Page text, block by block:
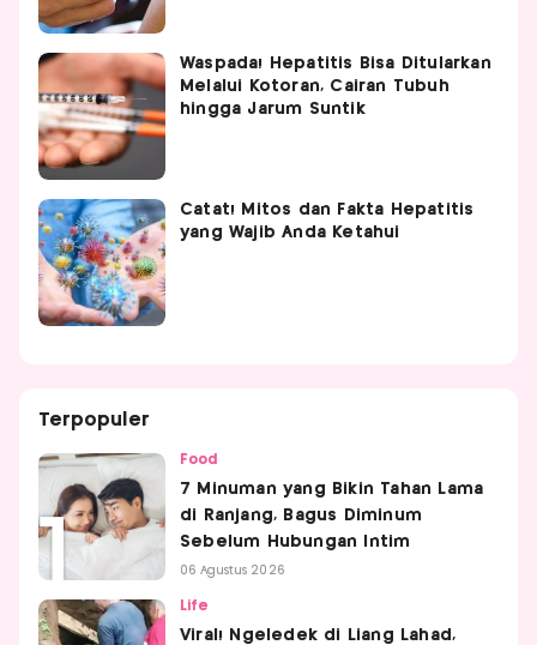
Waspada! Hepatitis Bisa Ditularkan
Melalui Kotoran, Cairan Tubuh
hingga Jarum Suntik
Catat! Mitos dan Fakta Hepatitis
yang Wajib Anda Ketahui
Terpopuler
Food
7 Minuman yang Bikin Tahan Lama
di Ranjang, Bagus Diminum
Sebelum Hubungan Intim
06 Agustus 2026
Life
Viral! Ngeledek di Liang Lahad,